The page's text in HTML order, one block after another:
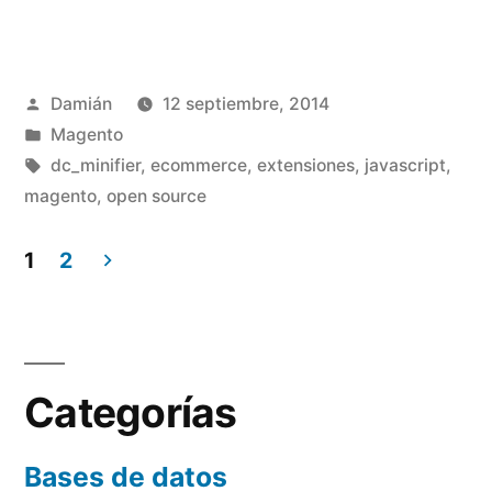
y
comprimiendo)»
Publicado
por
Damián
12 septiembre, 2014
Publicado
en
Magento
Etiquetas:
dc_minifier, ecommerce, extensiones, javascript,
magento, open source
de
entradas
1 2
Categorías
Bases de datos